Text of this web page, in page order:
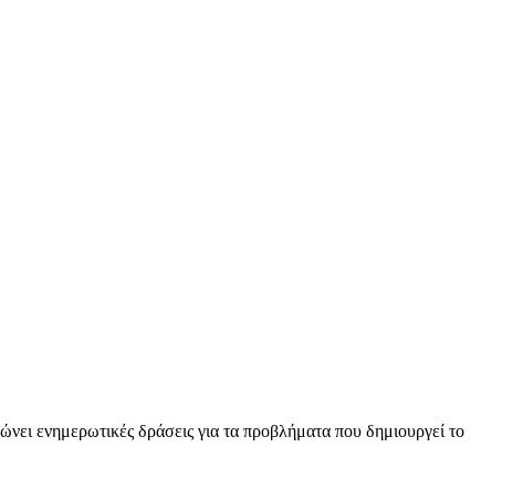
ενημερωτικές δράσεις για τα προβλήματα που δημιουργεί το